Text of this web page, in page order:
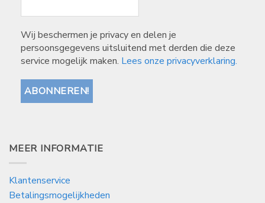
Wij beschermen je privacy en delen je
persoonsgegevens uitsluitend met derden die deze
service mogelijk maken. Lees onze privacyverklaring.
MEER INFORMATIE
Klantenservice
Betalingsmogelijkheden